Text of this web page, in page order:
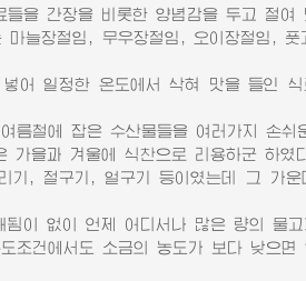
을 간장을 비롯한 양념감을 두고 절여
장절임, 무우장절임, 오이장절임, 풋
일정한 온도에서 삭혀 맛을 들인 식
철에 잡은 수산물들을 여러가지 손쉬
가을과 겨울에 식찬으로 리용하군 하였
, 절구기, 얼구기 등이였는데 그 가
이 없이 언제 어디서나 많은 량의 물고
건에서도 소금의 농도가 보다 낮으면